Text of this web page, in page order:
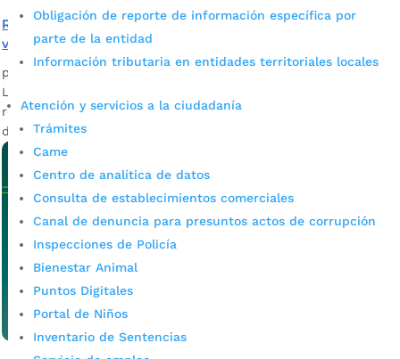
Obligación de reporte de información específica por
parte de la entidad
Información tributaria en entidades territoriales locales
Atención y servicios a la ciudadanía
Trámites
Came
Centro de analítica de datos
Consulta de establecimientos comerciales
Canal de denuncia para presuntos actos de corrupción
Inspecciones de Policía
Bienestar Animal
Puntos Digitales
Portal de Niños
Inventario de Sentencias
Renovación de la Plaza San Mateo: se estudia su
viabilidad
por
La Secretaría de Planeación de Bucaramanga avanza en la
revisión técnica del proyecto de restauración y recuperación
de la Plaza San Mateo.